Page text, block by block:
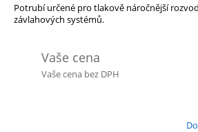
Potrubí určené pro tlakově náročnější
závlahových systémů.
Vaše cena
Vaše cena bez DPH